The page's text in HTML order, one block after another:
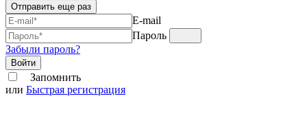
Отправить еще раз
E-mail
Пароль
Забыли пароль?
Войти
Запомнить
или Быстрая регистрация